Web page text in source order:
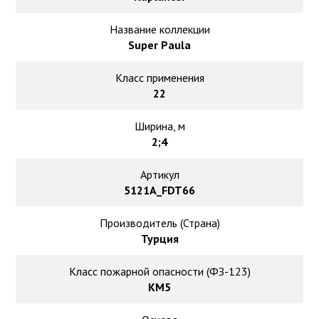
Ковролин оптом
Ковролин под теплый пол
Название коллекции
Super Paula
Класс применения
22
Ширина, м
2;4
Артикул
5121A_FDT66
Производитель (Страна)
Турция
Класс пожарной опасности (ФЗ-123)
КМ5